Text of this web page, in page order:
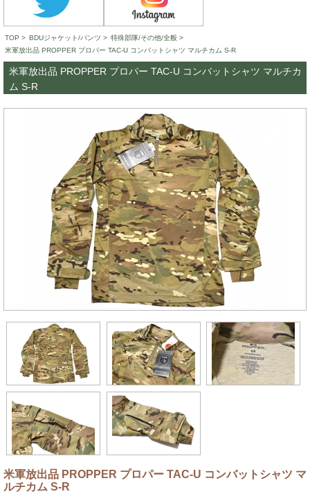
TOP > BDUジャケット/パンツ > 特殊部隊/その他/全般 >
米軍放出品 PROPPER プロパー TAC-U コンバットシャツ マルチカム S-R
米軍放出品 PROPPER プロパー TAC-U コンバットシャツ マルチカ
ム S-R
米軍放出品 PROPPER プロパー TAC-U コンバットシャツ マ
ルチカム S-R